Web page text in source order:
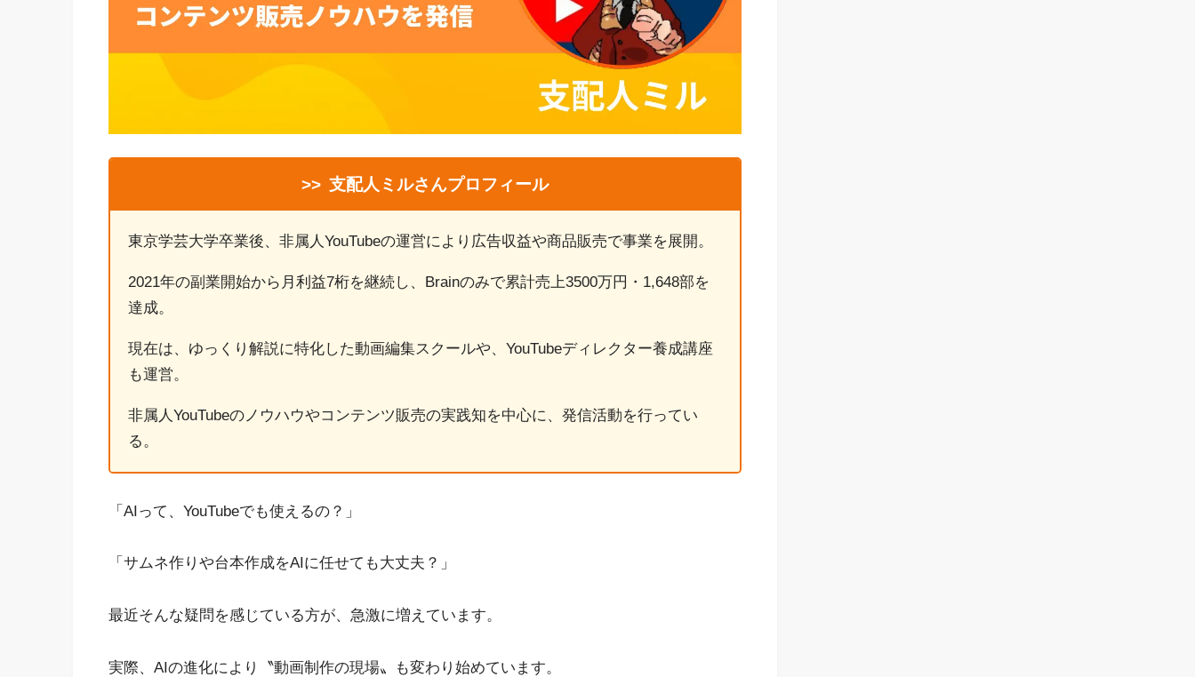
>> 支配人ミルさんプロフィール
東京学芸大学卒業後、非属人YouTubeの運営により広告収益や商品販売で事業を展開。
2021年の副業開始から月利益7桁を継続し、Brainのみで累計売上3500万円・1,648部を
達成。
現在は、ゆっくり解説に特化した動画編集スクールや、YouTubeディレクター養成講座
も運営。
非属人YouTubeのノウハウやコンテンツ販売の実践知を中心に、発信活動を行ってい
る。
「AIって、YouTubeでも使えるの？」
「サムネ作りや台本作成をAIに任せても大丈夫？」
最近そんな疑問を感じている方が、急激に増えています。
実際、AIの進化により〝動画制作の現場〟も変わり始めています。